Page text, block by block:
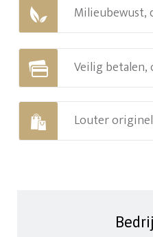
Milieubewust,
Veilig
Louter